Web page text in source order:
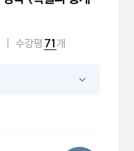
수강평 71 개